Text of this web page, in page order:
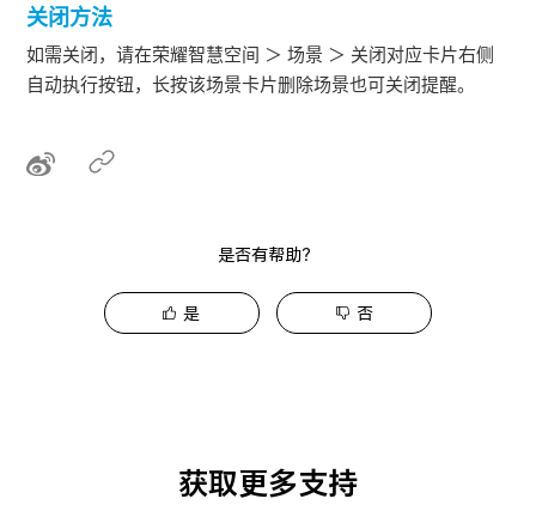
关闭方法
如需关闭，请在荣耀智慧空间 ＞ 场景 ＞ 关闭对应卡片右侧
自动执行按钮，长按该场景卡片删除场景也可关闭提醒。
是否有帮助？
是 否
获取更多支持